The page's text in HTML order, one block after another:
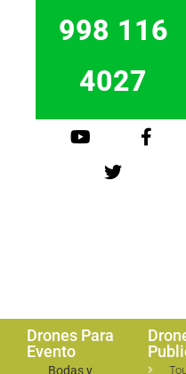
998 116
4027
Drones Para
Evento
Bodas y